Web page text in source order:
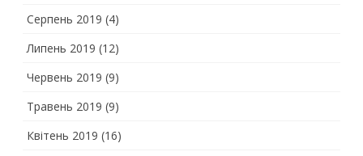
Серпень 2019 (4)
Липень 2019 (12)
Червень 2019 (9)
Травень 2019 (9)
Квітень 2019 (16)